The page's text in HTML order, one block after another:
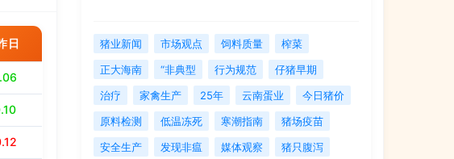
日 猪业新闻 市场观点 饲料质量
榨菜
正大海南
“非典型 行为规范
仔猪早期
治疗
家禽生产 25年 云南蛋业
今日猪价
原料检测
低温冻死 寒潮指南
猪场疫苗
安全生产
发现非瘟 媒体观察
猪只腹泻